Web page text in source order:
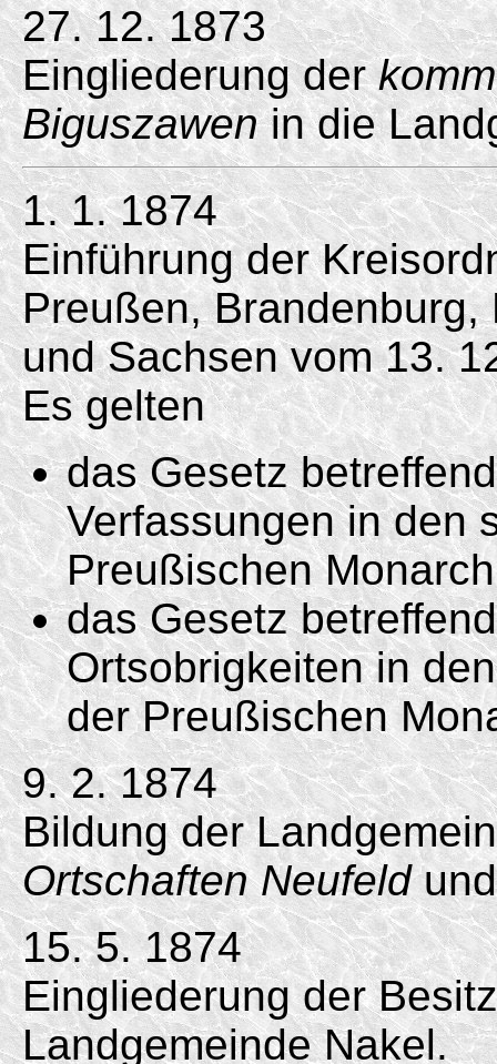
27. 12. 1873
Eingliederung der
Biguszawenin die
1. 1. 1874
Einführung der
Preußen,
und Sachsen vom 13.
Es gelten
das Gesetz
Verfassungen in den
Preußischen
das Gesetz
Ortsobrigkeiten in
der Preußischen
9. 2. 1874
Bildung der
Ortschaften Neufeld
15. 5. 1874
Eingliederung der
Landgemeinde Nakel.